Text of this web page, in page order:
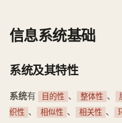
信息系统基础
系统及其特性
系统有 目的性 、 整体性 、
织性 、 相似性 、 相关性 、